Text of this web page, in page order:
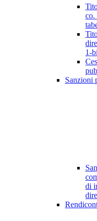
co.
1-
Sanzioni
di